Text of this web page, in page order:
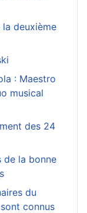
la deuxième
: Maestro
musical
des 24
de la bonne
du
connus